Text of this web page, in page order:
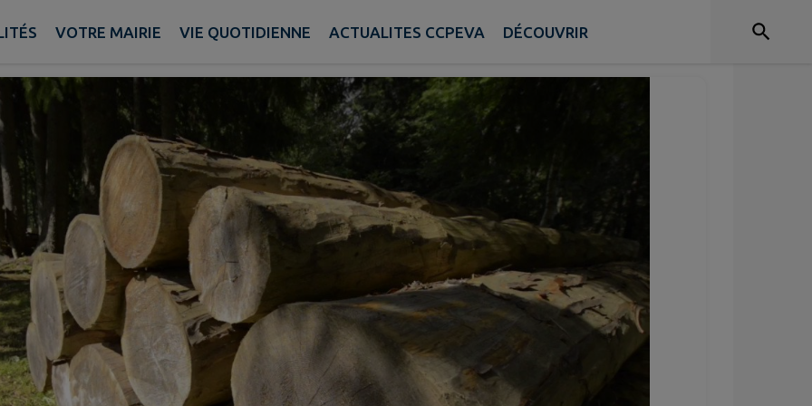
VOTRE MAIRIE VIE QUOTIDIENNE ACTUALITES CCPEVA DÉCOUVRIR
Gestion des Forêts de Larringes